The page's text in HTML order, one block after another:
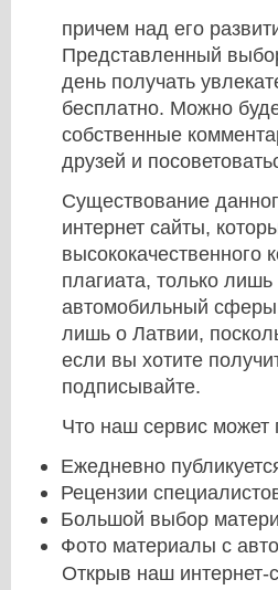
причем над его
Представленный
день получать
бесплатно. Можно
собственные
друзей и
Существование
интернет сайты,
высококачественного
плагиата, только
автомобильный
лишь о Латвии,
если вы хотите
подписывайте.
Что наш сервис может
Ежедневно
Рецензии
Большой выбор
Фото материалы с
Открыв наш интернет-